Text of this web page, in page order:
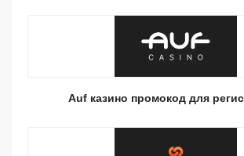
Auf казино промокод для